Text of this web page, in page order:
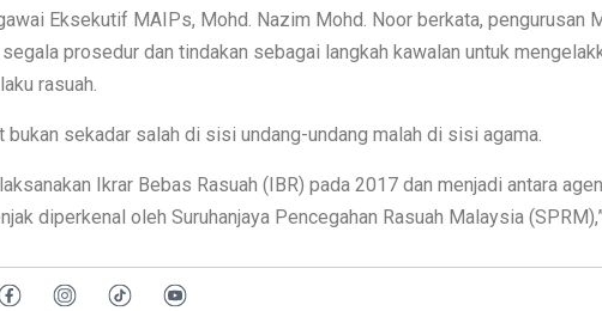
Eksekutif MAIPs, Mohd. Nazim Mohd. Noor berkata, pengurusan
prosedur dan tindakan sebagai langkah kawalan untuk
rasuah.
bukan sekadar salah di sisi undang-undang malah di sisi agama.
Ikrar Bebas Rasuah (IBR) pada 2017 dan menjadi antara
diperkenal oleh Suruhanjaya Pencegahan Rasuah Malaysia